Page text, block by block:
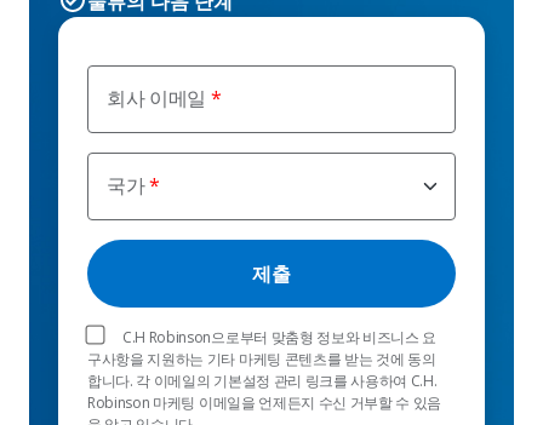
회사 이메일
국가
C.H Robinson으로부터 맞춤형 정보와 비즈니스 요
구사항을 지원하는 기타 마케팅 콘텐츠를 받는 것에 동의
합니다. 각 이메일의 기본설정 관리 링크를 사용하여 C.H.
Robinson 마케팅 이메일을 언제든지 수신 거부할 수 있음